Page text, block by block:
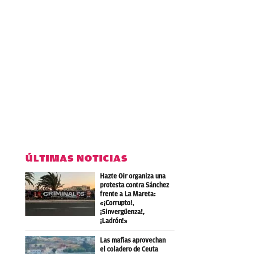
ÚLTIMAS NOTICIAS
Hazte Oir organiza una
protesta contra Sánchez
frente a La Mareta:
«¡Corrupto!,
¡Sinvergüenza!,
¡Ladrón!»
Las mafias aprovechan
el coladero de Ceuta